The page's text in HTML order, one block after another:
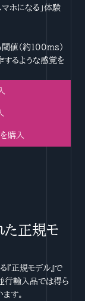
ホになる」体験
値（約100ms）
るような感覚を
購入
た正規モ
正規モデル』で
行輸入品では得ら
す。